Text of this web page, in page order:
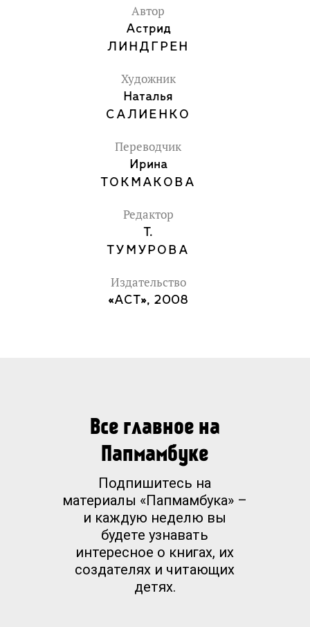
Автор
Астрид
ЛИНДГРЕН
Художник
Наталья
САЛИЕНКО
Переводчик
Ирина
ТОКМАКОВА
Редактор
Т.
ТУМУРОВА
Издательство
«АСТ», 2008
Все главное на
Папмамбуке
Подпишитесь на
материалы «Папмамбука» –
и каждую неделю вы
будете узнавать
интересное о книгах, их
создателях и читающих
детях.